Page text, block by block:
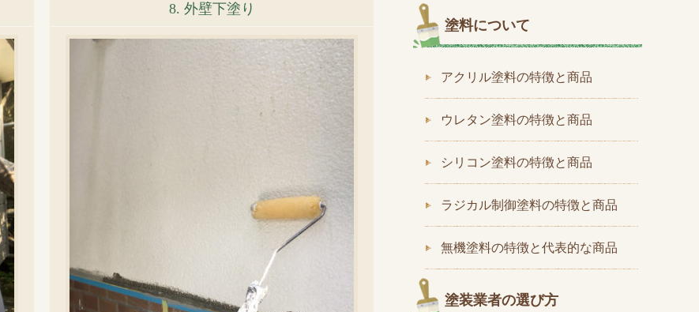
8. 外壁下塗り
塗料について
アクリル塗料の特徴と商品
ウレタン塗料の特徴と商品
シリコン塗料の特徴と商品
ラジカル制御塗料の特徴と商品
無機塗料の特徴と代表的な商品
塗装業者の選び方